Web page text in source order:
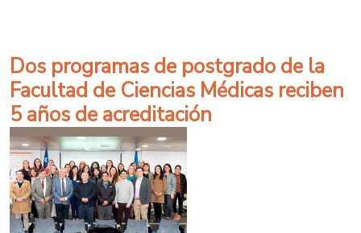
Dos programas de postgrado de la
Facultad de Ciencias Médicas reciben
5 años de acreditación